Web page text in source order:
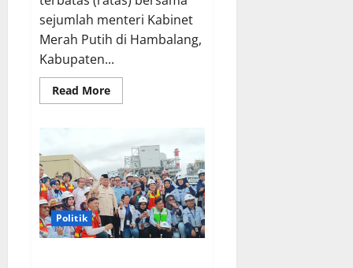
sejumlah menteri Kabinet
Merah Putih di Hambalang,
Kabupaten...
Read MoreRead
more
Rapat
Hari
Minggu,
Bahlil:
Tidak
Ada
Libur
untuk
Politik